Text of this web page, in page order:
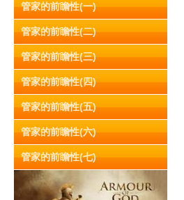
管家的前瞻性(一)
管家的前瞻性(二)
管家的前瞻性(三)
管家的前瞻性(四)
管家的前瞻性(五)
管家的前瞻性(六)
管家的前瞻性(七)